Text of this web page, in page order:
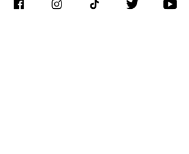
sociales:
Facebook Twitter Instagram
TikT